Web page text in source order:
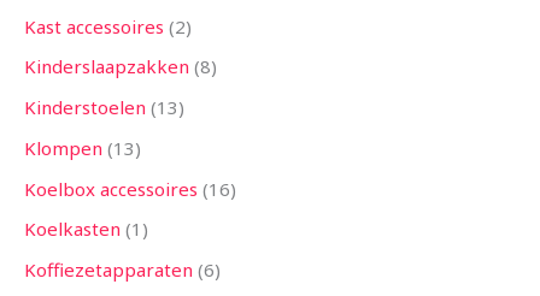
Kast accessoires 2
Kinderslaapzakken 8
Kinderstoelen 13
Klompen 13
Koelbox accessoires 16
Koelkasten 1
Koffiezetapparaten 6